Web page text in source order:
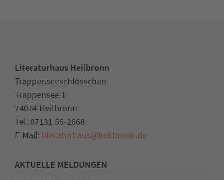
Literaturhaus Heilbronn
Trappenseeschlösschen
Trappensee 1
74074 Heilbronn
Tel. 07131 56-2668
E-Mail: literaturhaus@heilbronn.de
AKTUELLE MELDUNGEN